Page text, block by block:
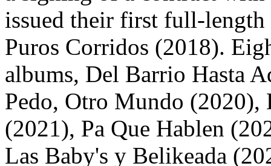
issued their first full-
Puros Corridos (2018).
albums, Del Barrio Hasta
Pedo, Otro Mundo
(2021), Pa Que Hablen
Las Baby's y Belikeada